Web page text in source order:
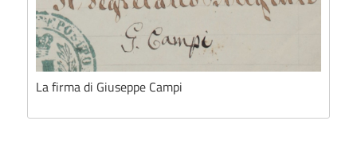
La firma di Giuseppe Campi